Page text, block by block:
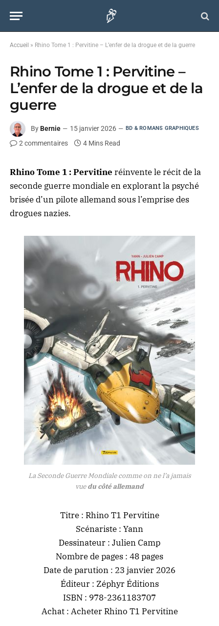
Accueil » Rhino Tome 1 : Pervitine – L’enfer de la drogue et de la guerre
Rhino Tome 1 : Pervitine –
L’enfer de la drogue et de la
guerre
By Bernie 15 janvier 2026 BD & ROMANS GRAPHIQUES
2 commentaires 4 Mins Read
Rhino Tome 1 : Pervitine réinvente le récit de la
seconde guerre mondiale en explorant la psyché
brisée d’un pilote allemand sous l’emprise des
drogues nazies.
La Seconde Guerre Mondiale comme on ne l’a jamais
vuedu côté allemand
Titre : Rhino T1 Pervitine
Scénariste : Yann
Dessinateur : Julien Camp
Nombre de pages : 48 pages
Date de parution : 23 janvier 2026
Éditeur : Zéphyr Éditions
ISBN : 978-2361183707
Achat : Acheter Rhino T1 Pervitine